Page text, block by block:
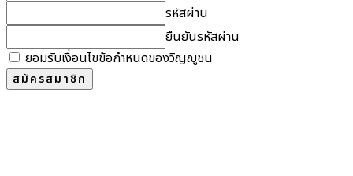
รหัสผ่าน
ยืนยันรหัสผ่าน
ยอมรับเงื่อนไขข้อกำหนดของวิญญูชน